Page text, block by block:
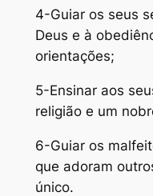
4-Guiar os seus
Deus e à
orientações;
5-Ensinar aos
religião e um
6-Guiar os
que adoram
único.